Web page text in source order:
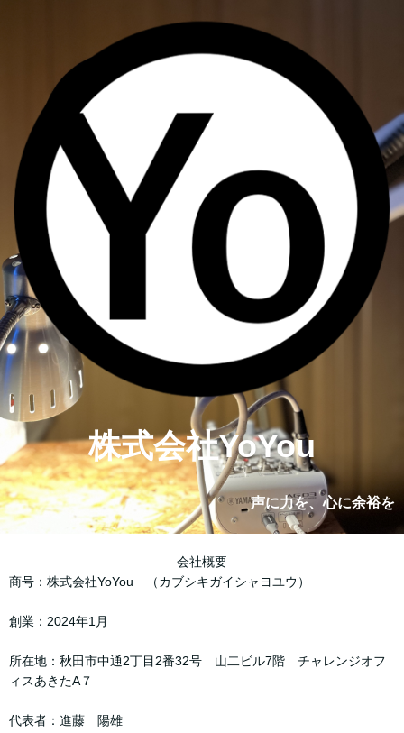
株式会社YoYou
声に力を、心に余裕を
会社概要
商号：株式会社YoYou （カブシキガイシャヨユウ）
創業：2024年1月
所在地：秋田市中通2丁目2番32号 山二ビル7階 チャレンジオフ
ィスあきたA７
代表者：進藤 陽雄